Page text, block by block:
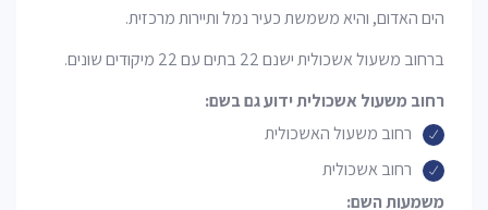
הים האדום, והיא משמשת כעיר נמל ותיירות מרכזית.
ברחוב משעול אשכולית ישנם 22 בתים עם 22 מיקודים שונים.
רחוב משעול אשכולית ידוע גם בשם:
רחוב משעול האשכולית
רחוב אשכולית
משמעות השם: